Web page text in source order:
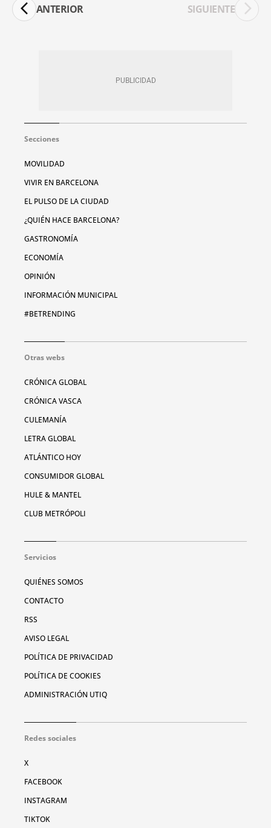
ANTERIOR SIGUIENTE
Secciones
MOVILIDAD
VIVIR EN BARCELONA
EL PULSO DE LA CIUDAD
¿QUIÉN HACE BARCELONA?
GASTRONOMÍA
ECONOMÍA
OPINIÓN
INFORMACIÓN MUNICIPAL
#BETRENDING
Otras webs
CRÓNICA GLOBAL
CRÓNICA VASCA
CULEMANÍA
LETRA GLOBAL
ATLÁNTICO HOY
CONSUMIDOR GLOBAL
HULE & MANTEL
CLUB METRÓPOLI
Servicios
QUIÉNES SOMOS
CONTACTO
RSS
AVISO LEGAL
POLÍTICA DE PRIVACIDAD
POLÍTICA DE COOKIES
ADMINISTRACIÓN UTIQ
Redes sociales
X
FACEBOOK
INSTAGRAM
TIKTOK